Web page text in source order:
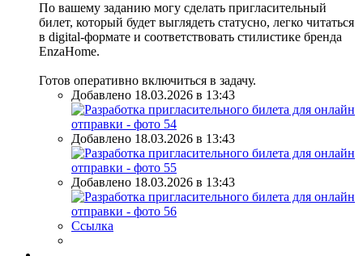
По вашему заданию могу сделать пригласительный
билет, который будет выглядеть статусно, легко читаться
в digital-формате и соответствовать стилистике бренда
EnzaHome.
Готов оперативно включиться в задачу.
Добавлено 18.03.2026 в 13:43
Добавлено 18.03.2026 в 13:43
Добавлено 18.03.2026 в 13:43
Ссылка